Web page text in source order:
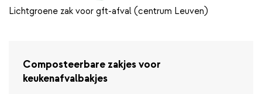
Lichtgroene zak voor gft-afval (centrum Leuven)
Composteerbare zakjes voor
keukenafvalbakjes